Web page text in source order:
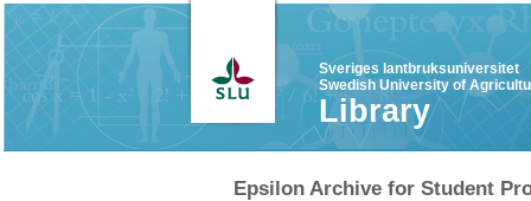
Sveriges lantbruksuniversitet
Swedish University of
Library
Epsilon Archive for Student